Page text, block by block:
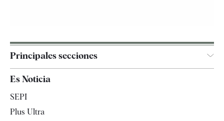
Principales secciones
Es Noticia
SEPI
Plus Ultra